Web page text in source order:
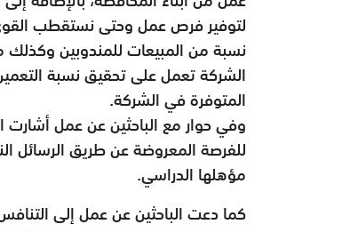
لتوفير فرص عمل وحتى نستقطب
نسبة من المبيعات للمندوبين
الشركة تعمل على تحقيق نسبة
المتوفرة في الشركة.
وفي حوار مع الباحثين عن عمل
للفرصة المعروضة عن طريق الرسائل
مؤهلها الدراسي.
كما دعت الباحثين عن عمل إلى